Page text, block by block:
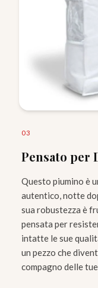
03
Pensato per
Questo piumino è
autentico, notte
sua robustezza è
pensata per
intatte le sue
un pezzo che
compagno delle